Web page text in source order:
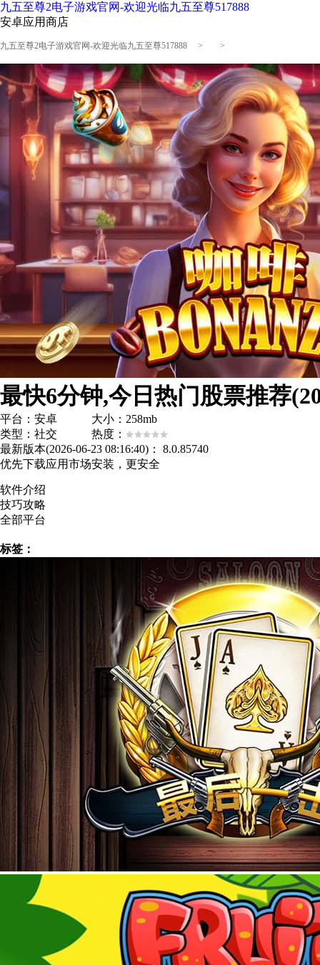
九五至尊2电子游戏官网-欢迎光临九五至尊517888
安卓应用商店
九五至尊2电子游戏官网-欢迎光临九五至尊517888 > >
最快6分钟,今日热门股票推荐
平台：安卓 大小：258mb
类型：社交 热度：
最新版本(2026-06-23 08:16:40)：
8.0.85740
优先下载应用市场安装，更安全
软件介绍
技巧攻略
全部平台
标签：